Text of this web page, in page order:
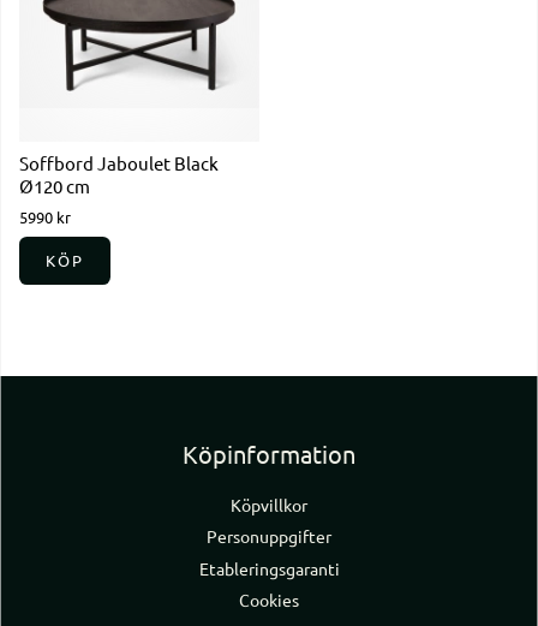
Soffbord Jaboulet Black
Ø120 cm
5990 kr
KÖP
Köpinformation
Köpvillkor
Personuppgifter
Etableringsgaranti
Cookies